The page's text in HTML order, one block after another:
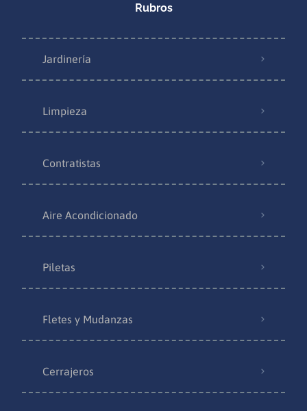
Rubros
Jardinería
Limpieza
Contratistas
Aire Acondicionado
Piletas
Fletes y Mudanzas
Cerrajeros